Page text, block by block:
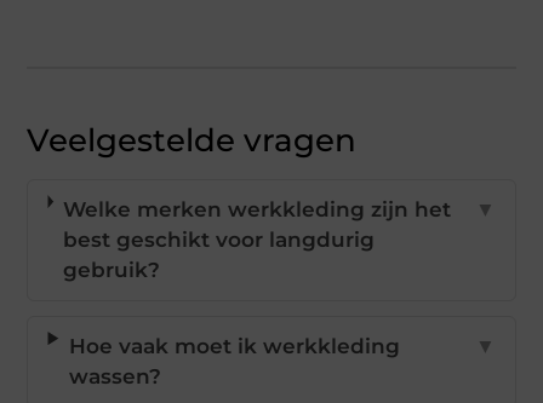
Veelgestelde vragen
Welke merken werkkleding zijn het
best geschikt voor langdurig
gebruik?
▼
Hoe vaak moet ik werkkleding
wassen?
▼